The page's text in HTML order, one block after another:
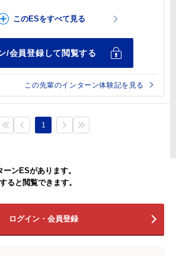
この先輩のインターン体験記を見る
1
ーンESがあります。
ると閲覧できます。
ログイン・会員登録